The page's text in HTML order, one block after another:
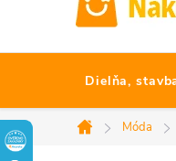
Dielňa,
Domov
Móda